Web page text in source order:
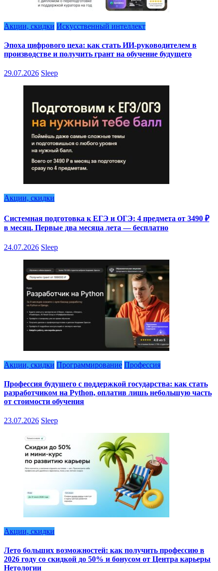
Акции, скидки Искусственный интеллект
Эпоха цифрового цеха: как стать ИИ-руководителем в
производстве и получить грант на обучение будущего
29.07.2026 Sleep
Акции, скидки
Системная подготовка к ЕГЭ и ОГЭ: 4 предмета от 3490 ₽
в месяц. Первые два месяца лета — бесплатно
24.07.2026 Sleep
Акции, скидки Программирование Профессия
Профессия будущего с поддержкой государства: как стать
разработчиком на Python, оплатив лишь небольшую часть
от стоимости обучения
23.07.2026 Sleep
Акции, скидки
Лето больших возможностей: как получить профессию в
2026 году со скидкой до 50% и бонусом от Центра карьеры
Нетологии